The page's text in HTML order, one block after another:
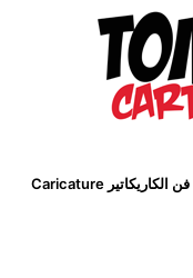
- موقع إلكتروني متخصص في مجال فن الكاريكاتير Caricature